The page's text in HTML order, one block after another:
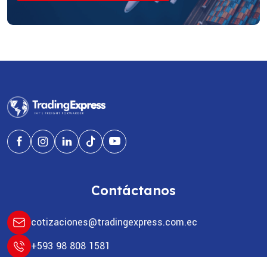
Contáctanos
cotizaciones@tradingexpress.com.ec
+593 98 808 1581